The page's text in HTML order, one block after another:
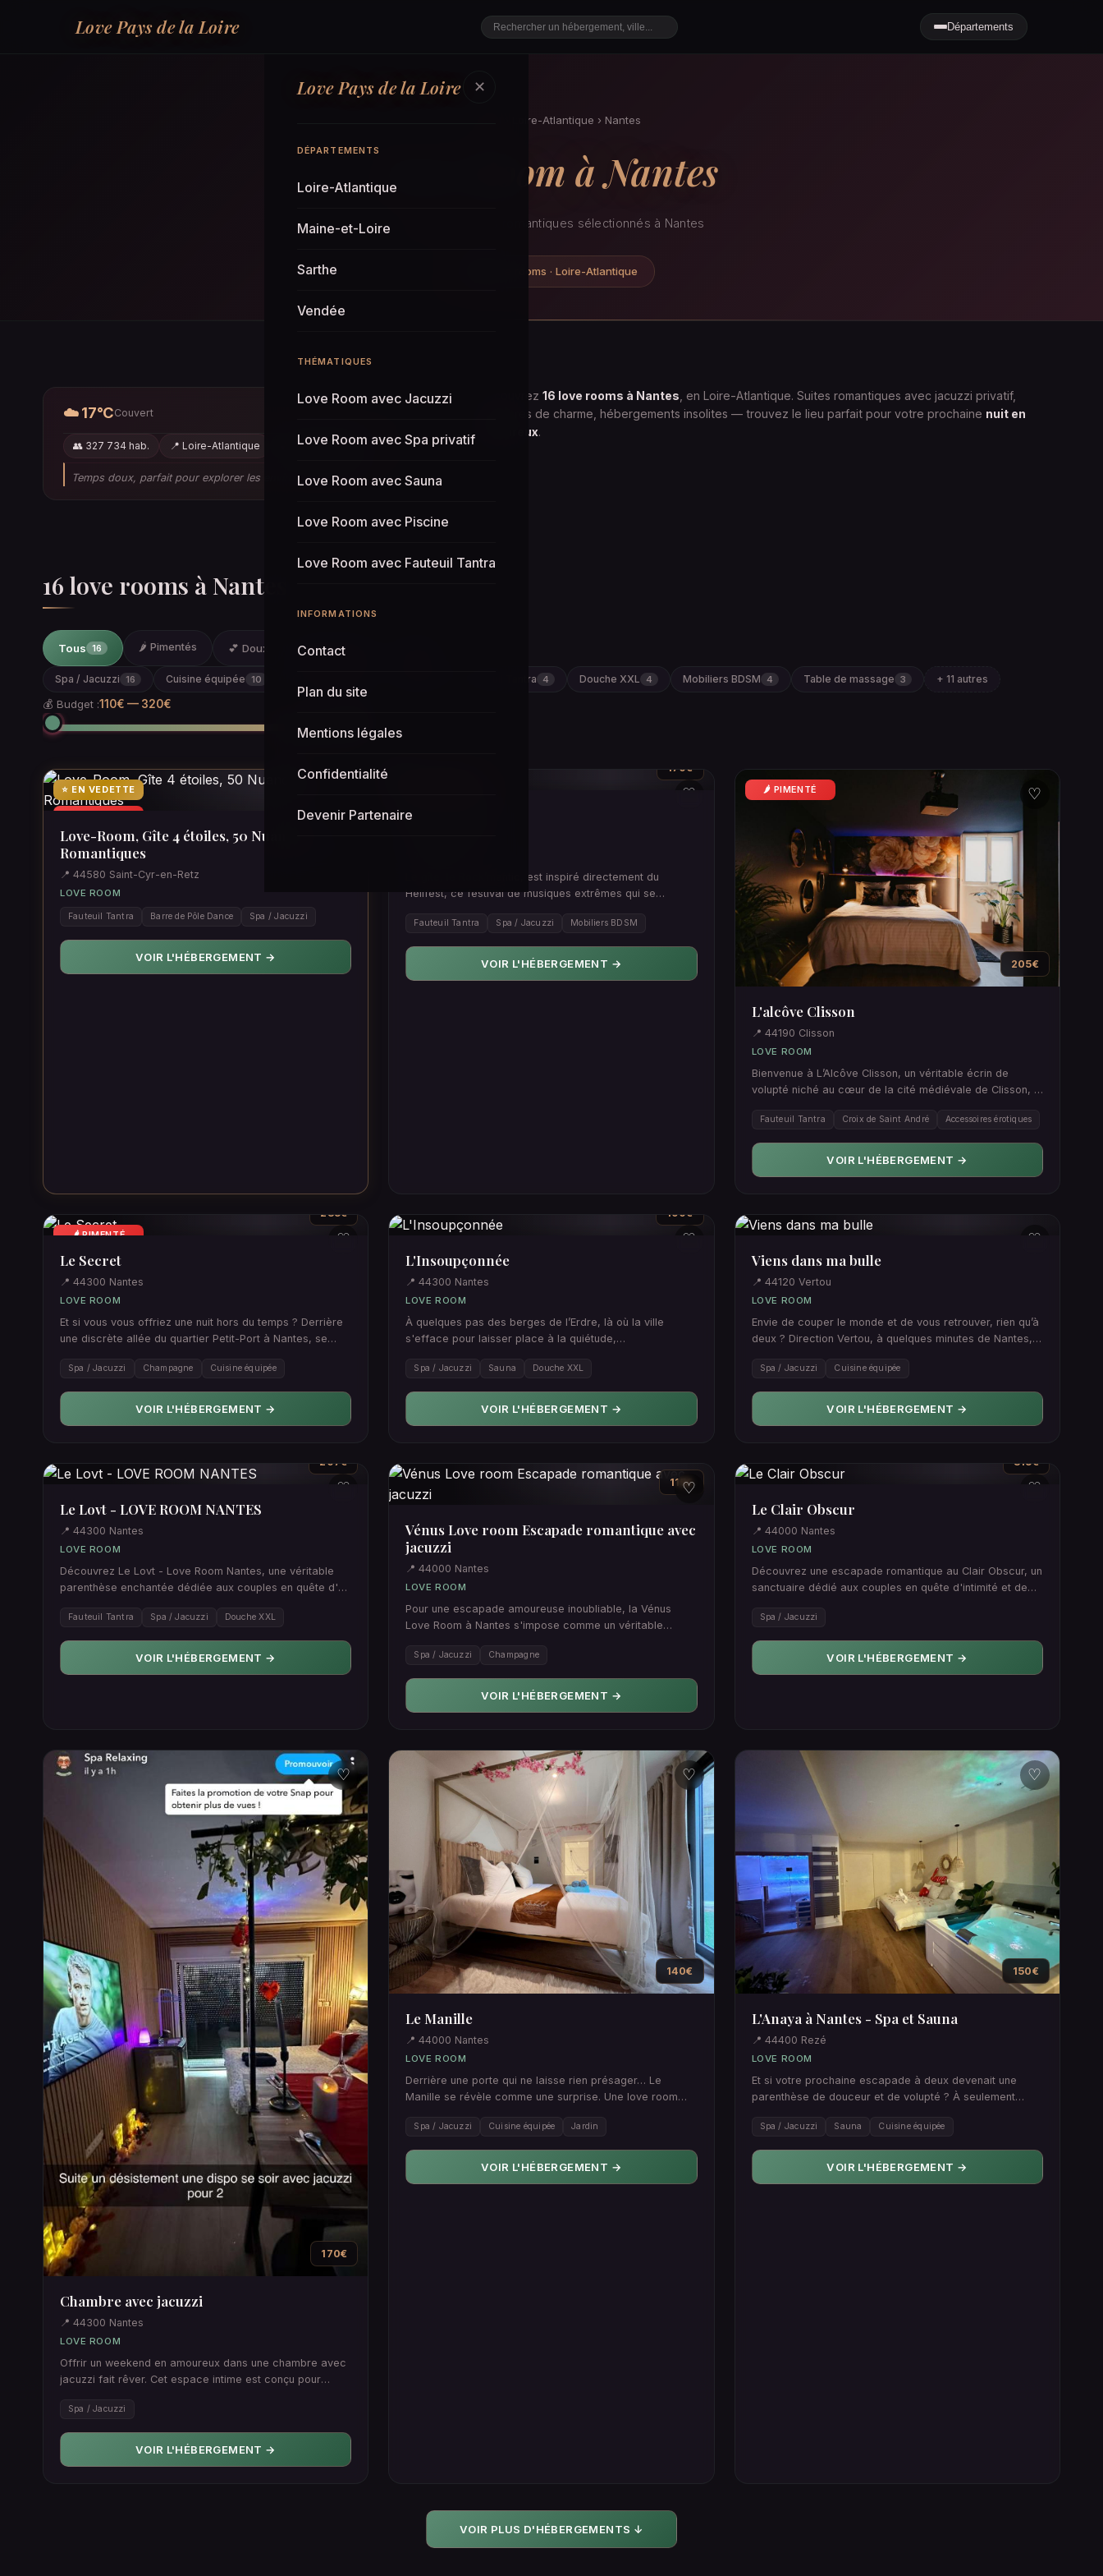
Love Pays de la Loire Départements
Love Pays de la Loire ✕
DÉPARTEMENTS
Loire-Atlantique
Maine-et-Loire
Sarthe
Vendée
THÉMATIQUES
Love Room avec Jacuzzi
Love Room avec Spa privatif
Love Room avec Sauna
Love Room avec Piscine
Love Room avec Fauteuil Tantra
INFORMATIONS
Contact
Plan du site
Mentions légales
Confidentialité
Devenir Partenaire
Loire-Atlantique › Nantes
Love Room à Nantes
16 hébergements romantiques sélectionnés à Nantes
16 love rooms · Loire-Atlantique
☁️ 17°CCouvert
👥 327 734 hab. 📍 Loire-Atlantique 💕 16 love rooms
Temps doux, parfait pour explorer les environs à deux 🌤️
Découvrez 16 love rooms à Nantes , en Loire-Atlantique. Suites romantiques avec jacuzzi privatif,
chambres de charme, hébergements insolites — trouvez le lieu parfait pour votre prochaine nuit en
amoureux.
16 love rooms à Nantes
Tous 16 🌶️ Pimentés 💕 Doux ❤️ Favoris
Spa / Jacuzzi 16 Cuisine équipée 10 Fauteuil Tantra 4 Douche XXL 4 Mobiliers BDSM 4 Table de massage 3 + 11 autres
💰 Budget :110€ — 320€
⭐ EN VEDETTE
Love-Room, Gîte 4 étoiles, 50 Nuances
Romantiques
📍 44580 Saint-Cyr-en-Retz
LOVE ROOM
Fauteuil Tantra Barre de Pôle Dance Spa / Jacuzzi
VOIR L'HÉBERGEMENT →
♡
170€
Rock’mantic
Le gîte, le Rock’mantic, est inspiré directement du
Hellfest, ce festival de musiques extrêmes qui se
Fauteuil Tantra Spa / Jacuzzi Mobiliers BDSM
VOIR L'HÉBERGEMENT →
♡
205€
🌶️ PIMENTÉ
L'alcôve Clisson
📍 44190 Clisson
LOVE ROOM
Bienvenue à L’Alcôve Clisson, un véritable écrin de
volupté niché au cœur de la cité médiévale de Clisson, à
Fauteuil Tantra Croix de Saint André Accessoires érotiques
VOIR L'HÉBERGEMENT →
♡
235€
🌶️ PIMENTÉ
Le Secret
📍 44300 Nantes
LOVE ROOM
Et si vous vous offriez une nuit hors du temps ? Derrière
une discrète allée du quartier Petit-Port à Nantes, se
Spa / Jacuzzi Champagne Cuisine équipée
VOIR L'HÉBERGEMENT →
♡
190€
L'Insoupçonnée
📍 44300 Nantes
LOVE ROOM
À quelques pas des berges de l’Erdre, là où la ville
s'efface pour laisser place à la quiétude,
Spa / Jacuzzi Sauna Douche XXL
VOIR L'HÉBERGEMENT →
♡
Viens dans ma bulle
📍 44120 Vertou
LOVE ROOM
Envie de couper le monde et de vous retrouver, rien qu’à
deux ? Direction Vertou, à quelques minutes de Nantes,
Spa / Jacuzzi Cuisine équipée
VOIR L'HÉBERGEMENT →
♡
207€
Le Lovt - LOVE ROOM NANTES
📍 44300 Nantes
LOVE ROOM
Découvrez Le Lovt - Love Room Nantes, une véritable
parenthèse enchantée dédiée aux couples en quête d'un
Fauteuil Tantra Spa / Jacuzzi Douche XXL
VOIR L'HÉBERGEMENT →
♡
115€
Vénus Love room Escapade romantique avec
jacuzzi
📍 44000 Nantes
LOVE ROOM
Pour une escapade amoureuse inoubliable, la Vénus
Love Room à Nantes s'impose comme un véritable
Spa / Jacuzzi Champagne
VOIR L'HÉBERGEMENT →
♡
315€
Le Clair Obscur
📍 44000 Nantes
LOVE ROOM
Découvrez une escapade romantique au Clair Obscur, un
sanctuaire dédié aux couples en quête d'intimité et de
Spa / Jacuzzi
VOIR L'HÉBERGEMENT →
♡
170€
Chambre avec jacuzzi
📍 44300 Nantes
LOVE ROOM
Offrir un weekend en amoureux dans une chambre avec
jacuzzi fait rêver. Cet espace intime est conçu pour
Spa / Jacuzzi
VOIR L'HÉBERGEMENT →
♡
140€
Le Manille
📍 44000 Nantes
LOVE ROOM
Derrière une porte qui ne laisse rien présager… Le
Manille se révèle comme une surprise. Une love room
Spa / Jacuzzi Cuisine équipée Jardin
VOIR L'HÉBERGEMENT →
♡
150€
L'Anaya à Nantes - Spa et Sauna
📍 44400 Rezé
LOVE ROOM
Et si votre prochaine escapade à deux devenait une
parenthèse de douceur et de volupté ? À seulement
Spa / Jacuzzi Sauna Cuisine équipée
VOIR L'HÉBERGEMENT →
VOIR PLUS D'HÉBERGEMENTS ↓